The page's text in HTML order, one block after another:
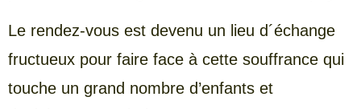
Le rendez-vous est devenu un lieu d´échange
fructueux pour faire face à cette souffrance qui
touche un grand nombre d’enfants et